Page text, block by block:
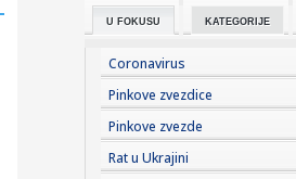
08:13: Nik Kejv održao koncert
08:13:Španci krenuli po lidera
teško...
08:12:Gužve na granicama od
čekanje četir...
U FOKUSU KATEGORIJE
Coronavirus
Pinkove zvezdice
Pinkove zvezde
Rat u Ukrajini